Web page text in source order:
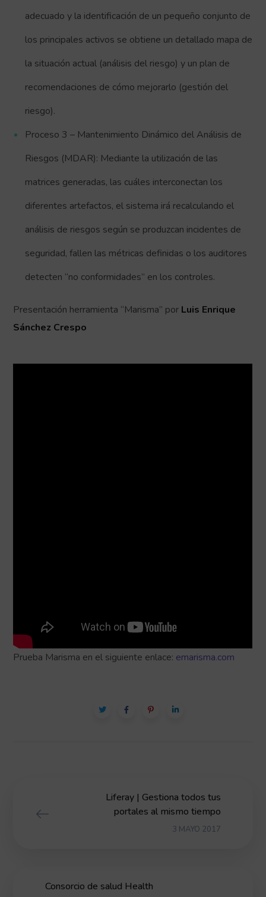
adecuado y la identificación de un pequeño conjunto de
los principales activos se obtiene un detallado mapa de
la situación actual (análisis del riesgo) y un plan de
recomendaciones de cómo mejorarlo (gestión del
riesgo).
Proceso 3 – Mantenimiento Dinámico del Análisis de
Riesgos (MDAR): Mediante la utilización de las
matrices generadas, las cuáles interconectan los
diferentes artefactos, el sistema irá recalculando el
análisis de riesgos según se produzcan incidentes de
seguridad, fallen las métricas definidas o los auditores
detecten “no conformidades” en los controles.
Presentación herramienta “Marisma” por Luis Enrique
Sánchez Crespo
Prueba Marisma en el siguiente enlace: emarisma.com
Liferay | Gestiona todos tus
portales al mismo tiempo
3 MAYO 2017
Consorcio de salud Health